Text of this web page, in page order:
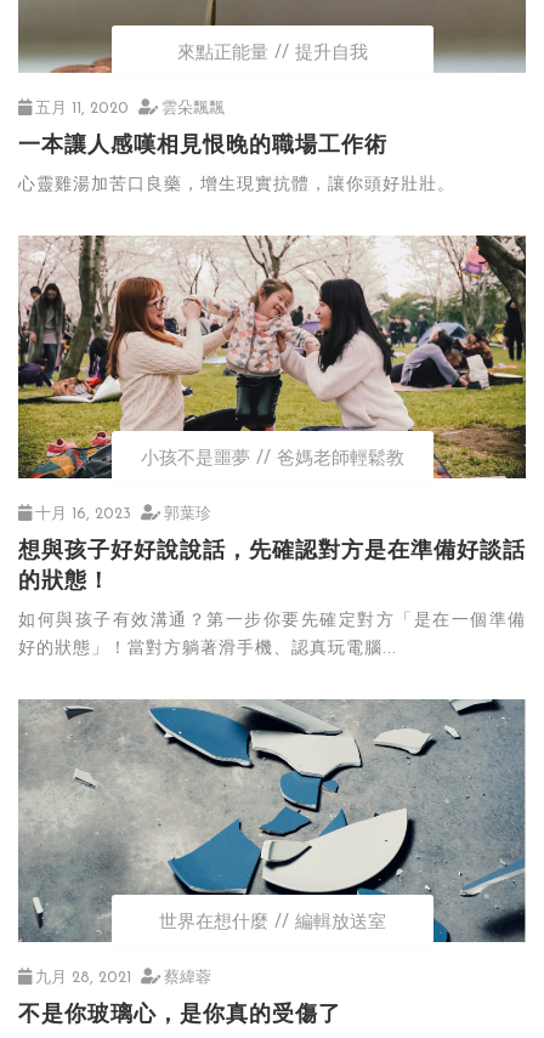
來點正能量 提升自我
五月 11, 2020 雲朵飄飄
一本讓人感嘆相見恨晚的職場工作術
心靈雞湯加苦口良藥，增生現實抗體，讓你頭好壯壯。
小孩不是噩夢 爸媽老師輕鬆教
十月 16, 2023 郭葉珍
想與孩子好好說說話，先確認對方是在準備好談話
的狀態！
如何與孩子有效溝通？第一步你要先確定對方「是在一個準備
好的狀態」！當對方躺著滑手機、認真玩電腦...
世界在想什麼 編輯放送室
九月 28, 2021 蔡緯蓉
不是你玻璃心，是你真的受傷了